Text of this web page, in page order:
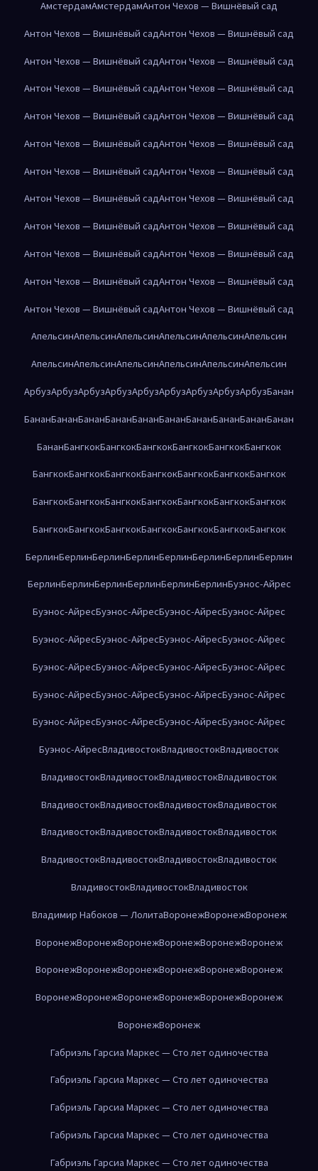
АмстердамАмстердамАнтон Чехов — Вишнёвый сад
Антон Чехов — Вишнёвый садАнтон Чехов — Вишнёвый сад
Антон Чехов — Вишнёвый садАнтон Чехов — Вишнёвый сад
Антон Чехов — Вишнёвый садАнтон Чехов — Вишнёвый сад
Антон Чехов — Вишнёвый садАнтон Чехов — Вишнёвый сад
Антон Чехов — Вишнёвый садАнтон Чехов — Вишнёвый сад
Антон Чехов — Вишнёвый садАнтон Чехов — Вишнёвый сад
Антон Чехов — Вишнёвый садАнтон Чехов — Вишнёвый сад
Антон Чехов — Вишнёвый садАнтон Чехов — Вишнёвый сад
Антон Чехов — Вишнёвый садАнтон Чехов — Вишнёвый сад
Антон Чехов — Вишнёвый садАнтон Чехов — Вишнёвый сад
Антон Чехов — Вишнёвый садАнтон Чехов — Вишнёвый сад
АпельсинАпельсинАпельсинАпельсинАпельсинАпельсин
АпельсинАпельсинАпельсинАпельсинАпельсинАпельсин
АрбузАрбузАрбузАрбузАрбузАрбузАрбузАрбузАрбузБанан
БананБананБананБананБананБананБананБананБананБанан
БананБангкокБангкокБангкокБангкокБангкокБангкок
БангкокБангкокБангкокБангкокБангкокБангкокБангкок
БангкокБангкокБангкокБангкокБангкокБангкокБангкок
БангкокБангкокБангкокБангкокБангкокБангкокБангкок
БерлинБерлинБерлинБерлинБерлинБерлинБерлинБерлин
БерлинБерлинБерлинБерлинБерлинБерлинБуэнос-Айрес
Буэнос-АйресБуэнос-АйресБуэнос-АйресБуэнос-Айрес
Буэнос-АйресБуэнос-АйресБуэнос-АйресБуэнос-Айрес
Буэнос-АйресБуэнос-АйресБуэнос-АйресБуэнос-Айрес
Буэнос-АйресБуэнос-АйресБуэнос-АйресБуэнос-Айрес
Буэнос-АйресБуэнос-АйресБуэнос-АйресБуэнос-Айрес
Буэнос-АйресВладивостокВладивостокВладивосток
ВладивостокВладивостокВладивостокВладивосток
ВладивостокВладивостокВладивостокВладивосток
ВладивостокВладивостокВладивостокВладивосток
ВладивостокВладивостокВладивостокВладивосток
ВладивостокВладивостокВладивосток
Владимир Набоков — ЛолитаВоронежВоронежВоронеж
ВоронежВоронежВоронежВоронежВоронежВоронеж
ВоронежВоронежВоронежВоронежВоронежВоронеж
ВоронежВоронежВоронежВоронежВоронежВоронеж
ВоронежВоронеж
Габриэль Гарсиа Маркес — Сто лет одиночества
Габриэль Гарсиа Маркес — Сто лет одиночества
Габриэль Гарсиа Маркес — Сто лет одиночества
Габриэль Гарсиа Маркес — Сто лет одиночества
Габриэль Гарсиа Маркес — Сто лет одиночества